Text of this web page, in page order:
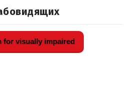
for visually impaired